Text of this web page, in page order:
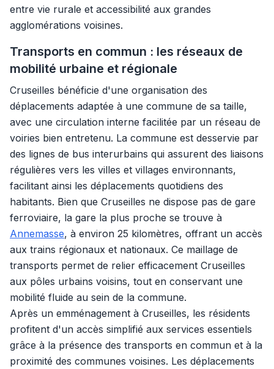
entre vie rurale et accessibilité aux grandes
agglomérations voisines.
Transports en commun : les réseaux de
mobilité urbaine et régionale
Cruseilles bénéficie d'une organisation des
déplacements adaptée à une commune de sa taille,
avec une circulation interne facilitée par un réseau de
voiries bien entretenu. La commune est desservie par
des lignes de bus interurbains qui assurent des liaisons
régulières vers les villes et villages environnants,
facilitant ainsi les déplacements quotidiens des
habitants. Bien que Cruseilles ne dispose pas de gare
ferroviaire, la gare la plus proche se trouve à
Annemasse, à environ 25 kilomètres, offrant un accès
aux trains régionaux et nationaux. Ce maillage de
transports permet de relier efficacement Cruseilles
aux pôles urbains voisins, tout en conservant une
mobilité fluide au sein de la commune.
Après un emménagement à Cruseilles, les résidents
profitent d'un accès simplifié aux services essentiels
grâce à la présence des transports en commun et à la
proximité des communes voisines. Les déplacements